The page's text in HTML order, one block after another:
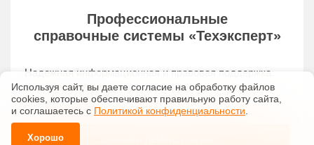
Профессиональные
справочные системы «Техэксперт»
Надежная информационная и правовая поддержка.
Каждому специалисту, в любой области
деятельности.
Используя сайт, вы даете согласие на обработку файлов
сооkiеs, которые обеспечивают правильную работу сайта,
и соглашаетесь с Политикой конфиденциальности
Хорошо